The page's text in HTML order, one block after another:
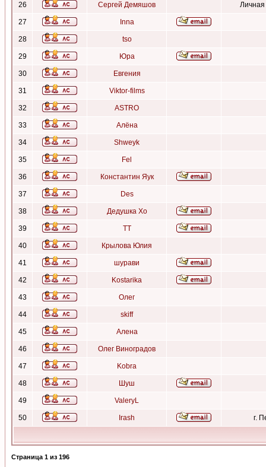
26 Сергей Демяшов Личная
27 Inna
28 tso
29 Юра
30 Евгения
31 Viktor-films
32 ASTRO
33 Алёна
34 Shweyk
35 Fel
36 Константин Яук
37 Des
38 Дедушка Хо
39 ТТ
40 Крылова Юлия
41 шурави
42 Kostarika
43 Олег
44 skiff
45 Алена
46 Олег Виноградов
47 Kobra
48 Шуш
49 ValeryL
50 Irash г.
Страница 1 из 196